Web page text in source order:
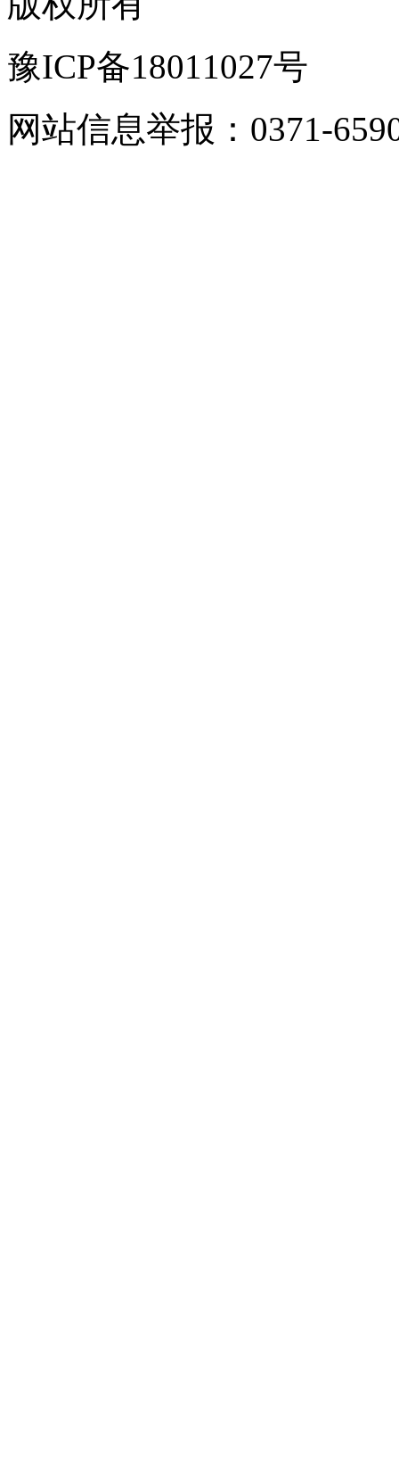
豫ICP备18011027号
网站信息举报：0371-